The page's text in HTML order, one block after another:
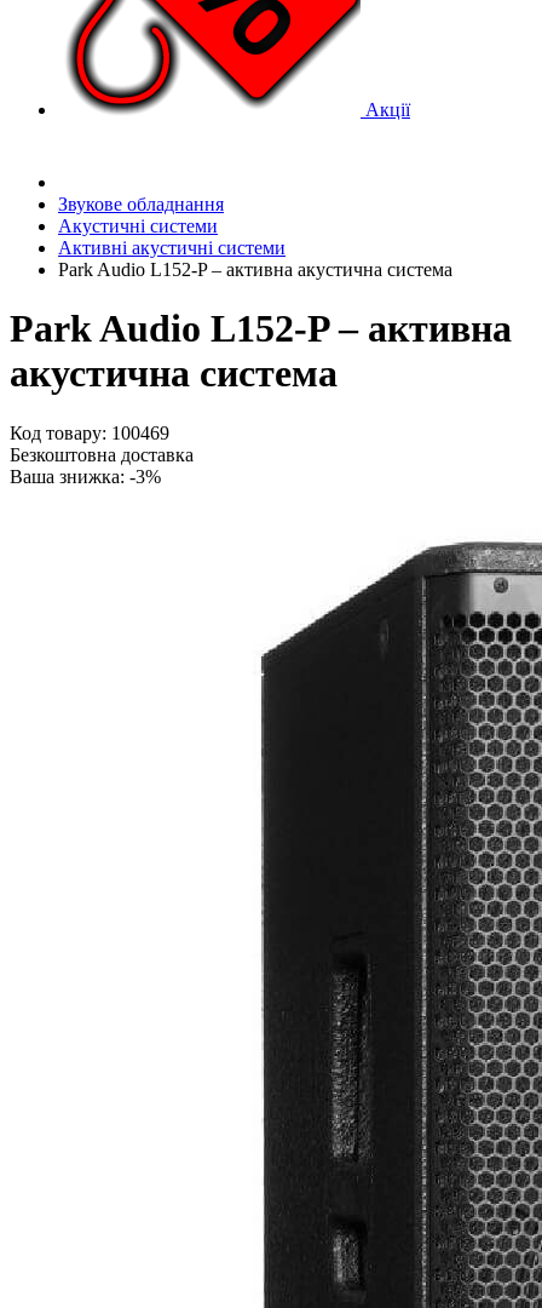
Акції
Звукове обладнання
Акустичні системи
Активні акустичні системи
Park Audio L152-P – активна акустична система
Park Audio L152-P – активна
акустична система
Код товару: 100469
Безкоштовна доставка
Ваша знижка: -3%